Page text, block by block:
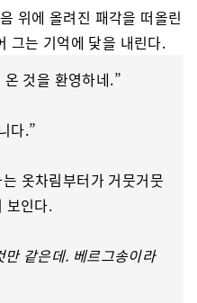
위에 올려진 패각을 떠올린
그는 기억에 닻을 내린다.
것을 환영하네.”
다.”
옷차림부터가 거뭇거뭇
보인다.
같은데. 베르그송이라